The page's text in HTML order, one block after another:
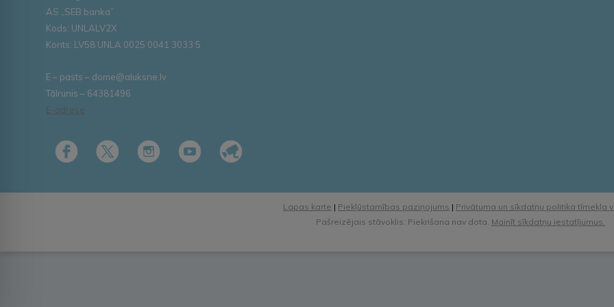
AS „SEB banka”
Kods: UNLALV2X
Konts: LV58 UNLA 0025 0041 3033 5
E – pasts – dome@aluksne.lv
Tālrunis – 64381496
E-adrese
Lapas karte | Piekļūstamības paziņojums | Privātuma un sīkdatņu politika tīmekļa
Pašreizējais stāvoklis: Piekrišana nav dota. Mainīt sīkdatņu iestatījumus.